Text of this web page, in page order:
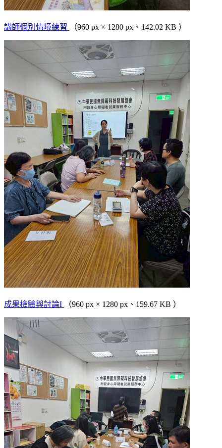
講師個別情境練習 （960 px × 1280 px、142.02 KB ）
成果檢驗與討論I （960 px × 1280 px、159.67 KB ）